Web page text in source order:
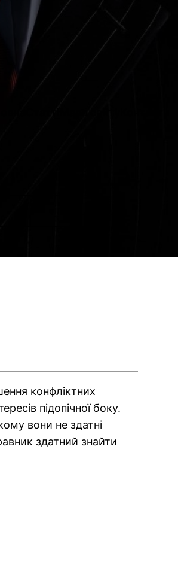
конфліктних
підопічної боку.
вони не здатні
здатний знайти